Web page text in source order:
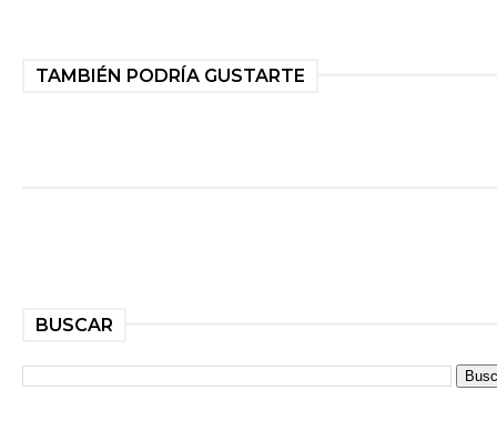
TAMBIÉN PODRÍA GUSTARTE
BUSCAR